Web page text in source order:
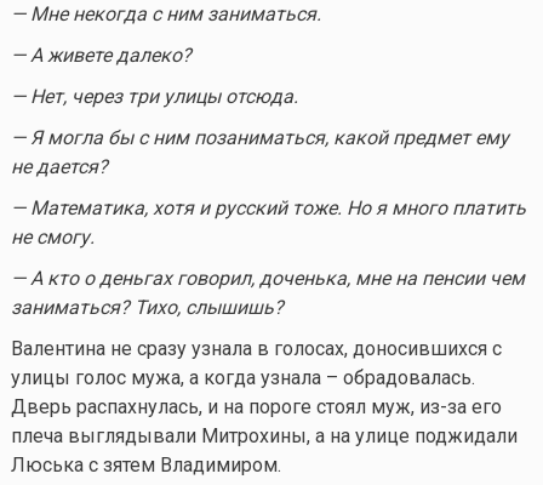
— Мне некогда с ним заниматься.
— А живете далеко?
— Нет, через три улицы отсюда.
— Я могла бы с ним позаниматься, какой предмет ему
не дается?
— Математика, хотя и русский тоже. Но я много платить
не смогу.
— А кто о деньгах говорил, доченька, мне на пенсии чем
заниматься? Тихо, слышишь?
Валентина не сразу узнала в голосах, доносившихся с
улицы голос мужа, а когда узнала – обрадовалась.
Дверь распахнулась, и на пороге стоял муж, из-за его
плеча выглядывали Митрохины, а на улице поджидали
Люська с зятем Владимиром.